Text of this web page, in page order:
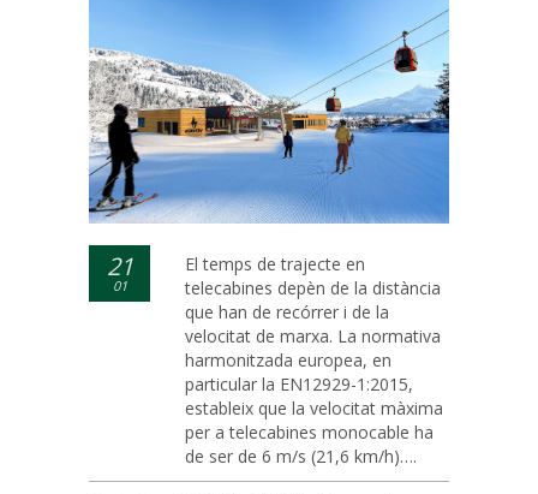
21
01
El temps de trajecte en
telecabines depèn de la distància
que han de recórrer i de la
velocitat de marxa. La normativa
harmonitzada europea, en
particular la EN12929-1:2015,
estableix que la velocitat màxima
per a telecabines monocable ha
de ser de 6 m/s (21,6 km/h)….